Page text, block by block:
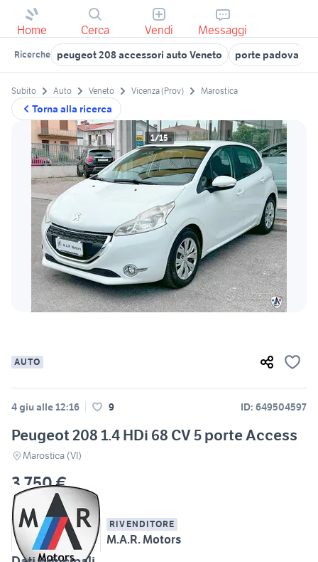
Home Cerca Vendi Messaggi
Ricerche peugeot 208 accessori auto Veneto porte padova
Torna alla ricerca
Subito Auto Veneto Vicenza (Prov) Marostica
1/15
AUTO
4 giu alle 12:16 9 ID: 649504597
Peugeot 208 1.4 HDi 68 CV 5 porte Access
Marostica (VI)
3.750 €
RIVENDITORE
M.A.R. Motors